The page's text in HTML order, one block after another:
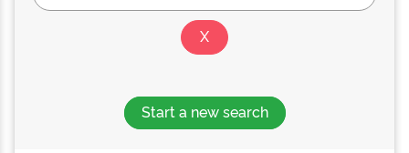
Start a new search